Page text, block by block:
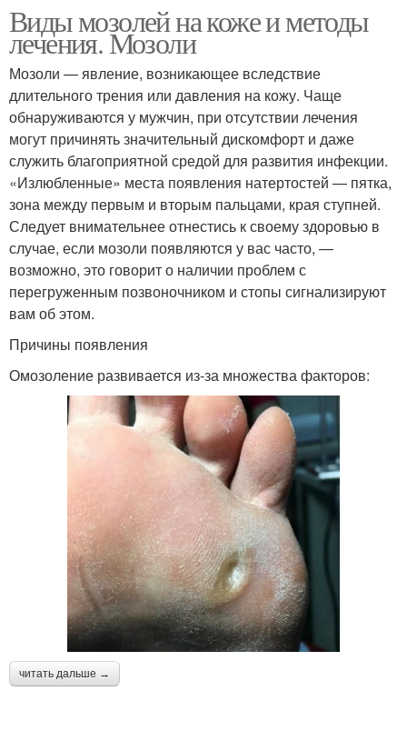
Виды мозолей на коже и методы
лечения. Мозоли
Мозоли — явление, возникающее вследствие
длительного трения или давления на кожу. Чаще
обнаруживаются у мужчин, при отсутствии лечения
могут причинять значительный дискомфорт и даже
служить благоприятной средой для развития инфекции.
«Излюбленные» места появления натертостей — пятка,
зона между первым и вторым пальцами, края ступней.
Следует внимательнее отнестись к своему здоровью в
случае, если мозоли появляются у вас часто, —
возможно, это говорит о наличии проблем с
перегруженным позвоночником и стопы сигнализируют
вам об этом.
Причины появления
Омозоление развивается из-за множества факторов:
читать дальше →